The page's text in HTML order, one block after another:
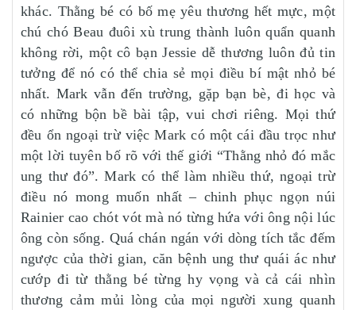
khác. Thằng bé có bố mẹ yêu thương hết mực, một
chú chó Beau đuôi xù trung thành luôn quẩn quanh
không rời, một cô bạn Jessie dễ thương luôn đủ tin
tưởng để nó có thể chia sẻ mọi điều bí mật nhỏ bé
nhất. Mark vẫn đến trường, gặp bạn bè, đi học và
có những bộn bề bài tập, vui chơi riêng. Mọi thứ
đều ổn ngoại trừ việc Mark có một cái đầu trọc như
một lời tuyên bố rõ với thế giới “Thằng nhỏ đó mắc
ung thư đó”. Mark có thể làm nhiều thứ, ngoại trừ
điều nó mong muốn nhất – chinh phục ngọn núi
Rainier cao chót vót mà nó từng hứa với ông nội lúc
ông còn sống. Quá chán ngán với dòng tích tắc đếm
ngược của thời gian, căn bệnh ung thư quái ác như
cướp đi từ thằng bé từng hy vọng và cả cái nhìn
thương cảm mủi lòng của mọi người xung quanh